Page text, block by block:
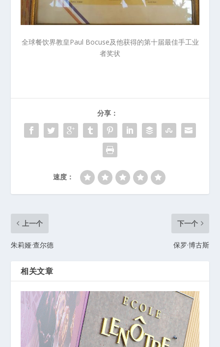
全球餐饮界教皇Paul Bocuse及他获得的第十届最佳手工业
者奖状
分享：
速度：
上一个
朱莉娅·查尔德
下一个
保罗·博古斯
相关文章